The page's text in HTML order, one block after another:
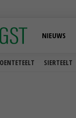
SIERTEELT
NIEUWS